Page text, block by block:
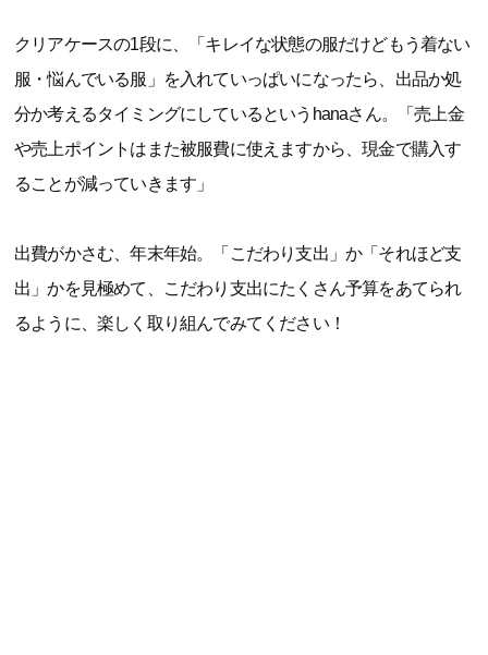
クリアケースの1段に、「キレイな状態の服だけどもう着ない
服・悩んでいる服」を入れていっぱいになったら、出品か処
分か考えるタイミングにしているというhanaさん。「売上金
や売上ポイントはまた被服費に使えますから、現金で購入す
ることが減っていきます」
出費がかさむ、年末年始。「こだわり支出」か「それほど支
出」かを見極めて、こだわり支出にたくさん予算をあてられ
るように、楽しく取り組んでみてください！